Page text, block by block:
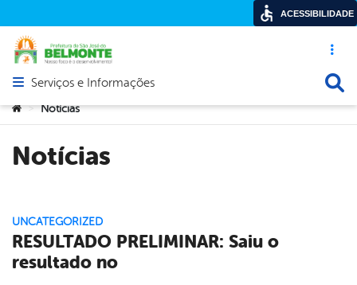
Acesso
Abrir menu principal de navegação
Serviços e Informações
Você está aqui:
> Notícias
Notícias
UNCATEGORIZED
RESULTADO PRELIMINAR: Saiu o
resultado no
ACESSIBILIDADE